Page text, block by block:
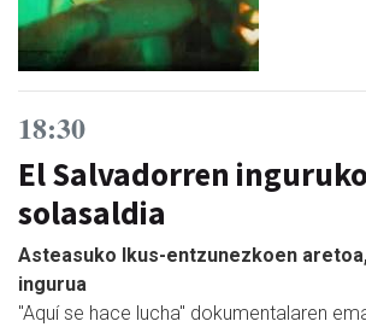
18:30
El Salvadorren inguruko
solasaldia
Asteasuko lkus-entzunezkoen
ingurua
"Aquí se hace lucha" dokumentalaren